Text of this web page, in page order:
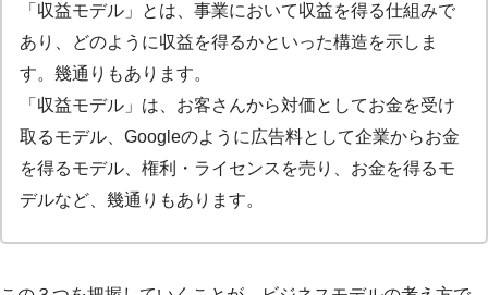
「収益モデル」とは、事業において収益を得る仕組みで
あり、どのように収益を得るかといった構造を示しま
す。幾通りもあります。
「収益モデル」は、お客さんから対価としてお金を受け
取るモデル、Googleのように広告料として企業からお金
を得るモデル、権利・ライセンスを売り、お金を得るモ
デルなど、幾通りもあります。